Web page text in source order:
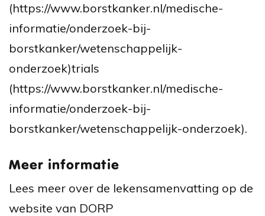
(https://www.borstkanker.nl/medische-
informatie/onderzoek-bij-
borstkanker/wetenschappelijk-
onderzoek)trials
(https://www.borstkanker.nl/medische-
informatie/onderzoek-bij-
borstkanker/wetenschappelijk-onderzoek).
Meer informatie
Lees meer over de lekensamenvatting op de
website van DORP